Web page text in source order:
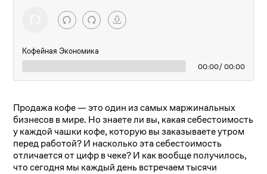
Кофейная Экономика
00:00/ 00:00
Продажа кофе — это один из самых маржинальных
бизнесов в мире. Но знаете ли вы, какая себестоимость
у каждой чашки кофе, которую вы заказываете утром
перед работой? И насколько эта себестоимость
отличается от цифр в чеке? И как вообще получилось,
что сегодня мы каждый день встречаем тысячи